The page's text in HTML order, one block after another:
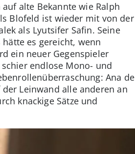
alte Bekannte wie Ralph
Blofeld ist wieder mit von der
als Lyutsifer Safin. Seine
es gereicht, wenn
ein neuer Gegenspieler
endlose Mono- und
Ana de
Leinwand alle anderen an
knackige Sätze und